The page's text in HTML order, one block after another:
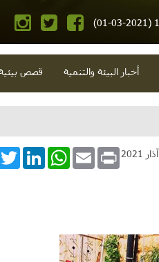
أخبار البيئة والتنمية قصص
LinkedInWhatsApp Email Print